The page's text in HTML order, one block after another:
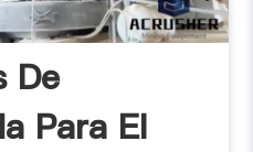
De
Para El